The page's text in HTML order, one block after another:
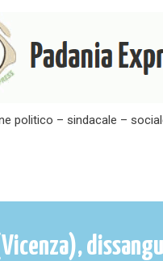
politico – sindacale –